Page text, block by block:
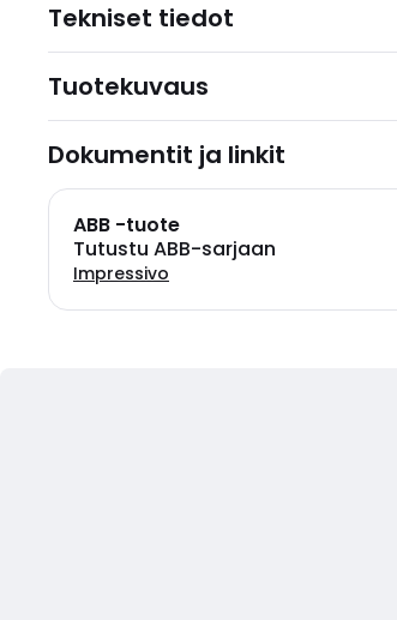
Tekniset tiedot
Tuotekuvaus
Dokumentit ja linkit
ABB -tuote
Tutustu ABB-sarjaan
Impressivo